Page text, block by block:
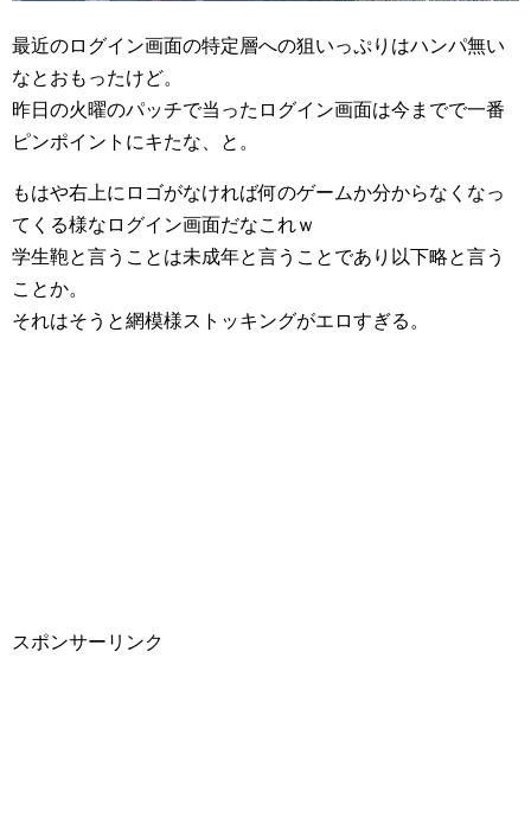
最近のログイン画面の特定層への狙いっぷりはハンパ無い
なとおもったけど。
昨日の火曜のパッチで当ったログイン画面は今までで一番
ピンポイントにキたな、と。
もはや右上にロゴがなければ何のゲームか分からなくなっ
てくる様なログイン画面だなこれｗ
学生鞄と言うことは未成年と言うことであり以下略と言う
ことか。
それはそうと網模様ストッキングがエロすぎる。
スポンサーリンク